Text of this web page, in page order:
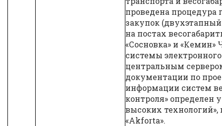
проведена процедура
закупок
на постах
«Сосновка» и «Кемин»
системы
центральным
документации по
информации систем
контроля» определен
высоких
«Akforta».